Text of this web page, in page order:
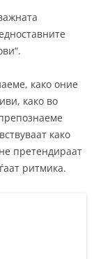
како оние
како во
како
претендираат
ритмика.